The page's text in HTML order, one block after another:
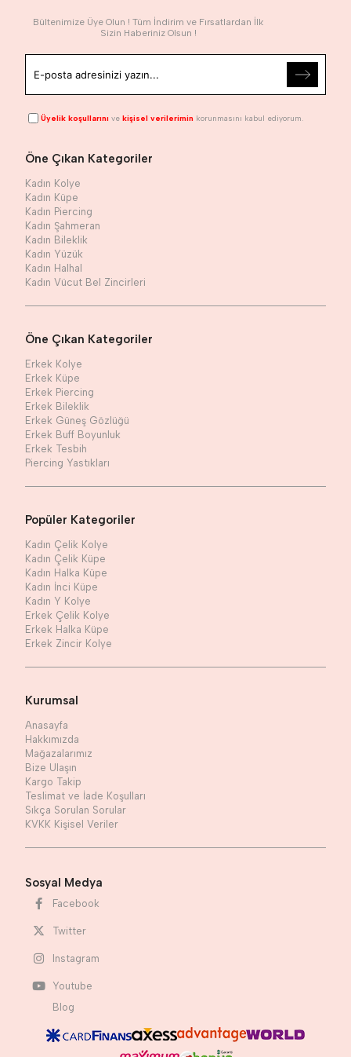
Bültenimize Üye Olun ! Tüm İndirim ve Fırsatlardan İlk
Sizin Haberiniz Olsun !
Üyelik koşullarını vekişisel verilerimin korunmasını kabul ediyorum.
Öne Çıkan Kategoriler
Kadın Kolye
Kadın Küpe
Kadın Piercing
Kadın Şahmeran
Kadın Bileklik
Kadın Yüzük
Kadın Halhal
Kadın Vücut Bel Zincirleri
Öne Çıkan Kategoriler
Erkek Kolye
Erkek Küpe
Erkek Piercing
Erkek Bileklik
Erkek Güneş Gözlüğü
Erkek Buff Boyunluk
Erkek Tesbih
Piercing Yastıkları
Popüler Kategoriler
Kadın Çelik Kolye
Kadın Çelik Küpe
Kadın Halka Küpe
Kadın İnci Küpe
Kadın Y Kolye
Erkek Çelik Kolye
Erkek Halka Küpe
Erkek Zincir Kolye
Kurumsal
Anasayfa
Hakkımızda
Mağazalarımız
Bize Ulaşın
Kargo Takip
Teslimat ve İade Koşulları
Sıkça Sorulan Sorular
KVKK Kişisel Veriler
Sosyal Medya
Facebook
Twitter
Instagram
Youtube
Blog